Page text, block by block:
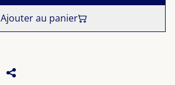
Ajouter au panier